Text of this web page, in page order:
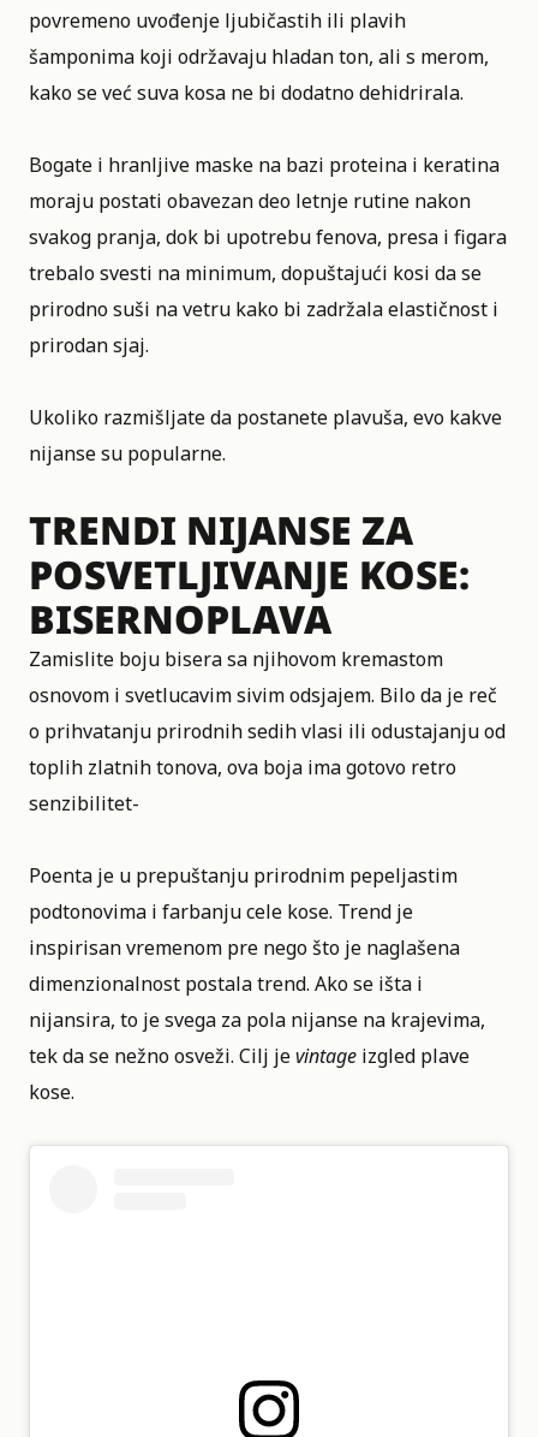
povremeno uvođenje ljubičastih ili plavih
šamponima koji održavaju hladan ton, ali s merom,
kako se već suva kosa ne bi dodatno dehidrirala.
Bogate i hranljive maske na bazi proteina i keratina
moraju postati obavezan deo letnje rutine nakon
svakog pranja, dok bi upotrebu fenova, presa i figara
trebalo svesti na minimum, dopuštajući kosi da se
prirodno suši na vetru kako bi zadržala elastičnost i
prirodan sjaj.
Ukoliko razmišljate da postanete plavuša, evo kakve
nijanse su popularne.
TRENDI NIJANSE ZA
POSVETLJIVANJE KOSE:
BISERNOPLAVA
Zamislite boju bisera sa njihovom kremastom
osnovom i svetlucavim sivim odsjajem. Bilo da je reč
o prihvatanju prirodnih sedih vlasi ili odustajanju od
toplih zlatnih tonova, ova boja ima gotovo retro
senzibilitet-
Poenta je u prepuštanju prirodnim pepeljastim
podtonovima i farbanju cele kose. Trend je
inspirisan vremenom pre nego što je naglašena
dimenzionalnost postala trend. Ako se išta i
nijansira, to je svega za pola nijanse na krajevima,
tek da se nežno osveži. Cilj jevintage izgled plave
kose.